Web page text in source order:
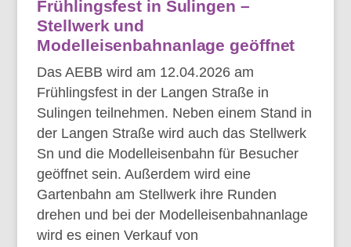
Frühlingsfest in Sulingen –
Stellwerk und
Modelleisenbahnanlage geöffnet
Das AEBB wird am 12.04.2026 am
Frühlingsfest in der Langen Straße in
Sulingen teilnehmen. Neben einem Stand in
der Langen Straße wird auch das Stellwerk
Sn und die Modelleisenbahn für Besucher
geöffnet sein. Außerdem wird eine
Gartenbahn am Stellwerk ihre Runden
drehen und bei der Modelleisenbahnanlage
wird es einen Verkauf von